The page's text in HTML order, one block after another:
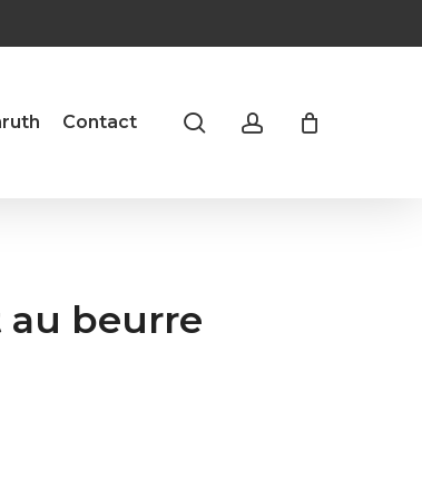
Contact search account
au beurre